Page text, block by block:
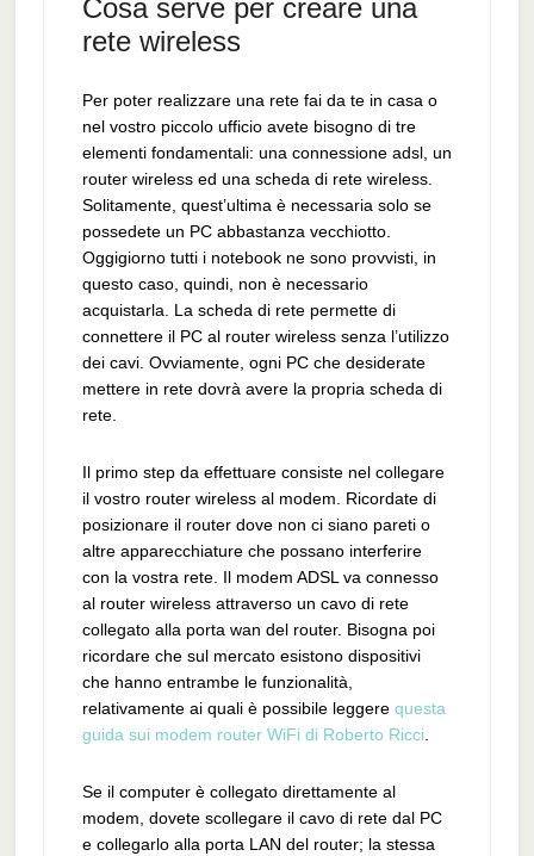
Cosa serve per creare una
rete wireless
Per poter realizzare una rete fai da te in casa o
nel vostro piccolo ufficio avete bisogno di tre
elementi fondamentali: una connessione adsl, un
router wireless ed una scheda di rete wireless.
Solitamente, quest’ultima è necessaria solo se
possedete un PC abbastanza vecchiotto.
Oggigiorno tutti i notebook ne sono provvisti, in
questo caso, quindi, non è necessario
acquistarla. La scheda di rete permette di
connettere il PC al router wireless senza l’utilizzo
dei cavi. Ovviamente, ogni PC che desiderate
mettere in rete dovrà avere la propria scheda di
rete.
Il primo step da effettuare consiste nel collegare
il vostro router wireless al modem. Ricordate di
posizionare il router dove non ci siano pareti o
altre apparecchiature che possano interferire
con la vostra rete. Il modem ADSL va connesso
al router wireless attraverso un cavo di rete
collegato alla porta wan del router. Bisogna poi
ricordare che sul mercato esistono dispositivi
che hanno entrambe le funzionalità,
relativamente ai quali è possibile leggere questa
guida sui modem router WiFi di Roberto Ricci.
Se il computer è collegato direttamente al
modem, dovete scollegare il cavo di rete dal PC
e collegarlo alla porta LAN del router; la stessa